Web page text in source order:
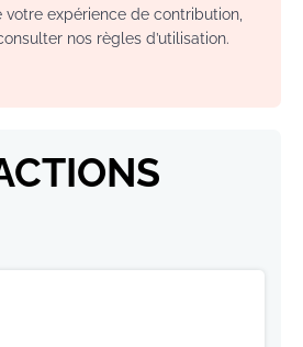
votre expérience de contribution,
nos règles d’utilisation.